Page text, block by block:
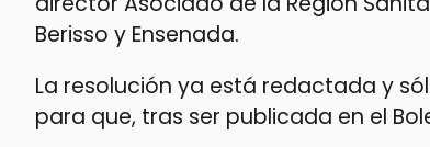
Berisso y Ensenada.
La resolución ya está redactada y
para que, tras ser publicada en el